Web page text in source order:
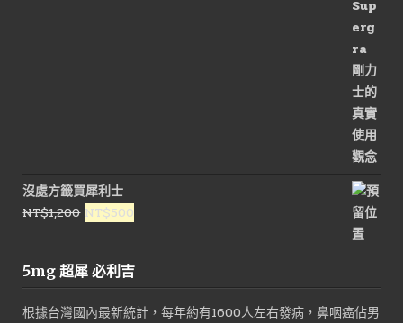
沒處方籤買犀利士
NT$1,200 原
格：
NT$500
格：
5mg 超犀 必利吉
根據台灣國內最新統計，每年約有1600人左右發病，鼻咽癌佔男